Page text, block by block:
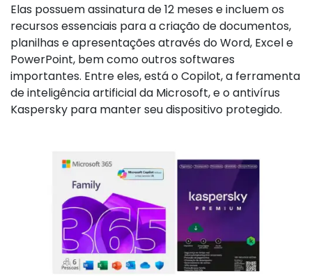
Elas possuem assinatura de 12 meses e incluem os
recursos essenciais para a criação de documentos,
planilhas e apresentações através do Word, Excel e
PowerPoint, bem como outros softwares
importantes. Entre eles, está o Copilot, a ferramenta
de inteligência artificial da Microsoft, e o antivírus
Kaspersky para manter seu dispositivo protegido.